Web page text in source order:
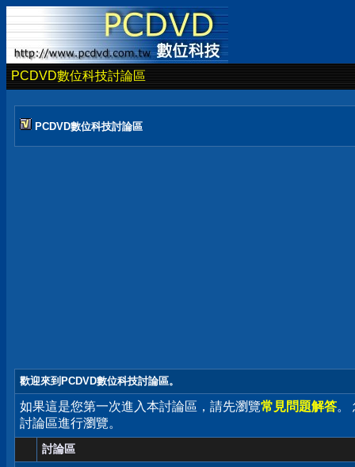
PCDVD數位科技討論區
PCDVD數位科技討論區
歡迎來到PCDVD數位科技討論區。
如果這是您第一次進入本討論區，請先瀏覽常見問題解答。
討論區進行瀏覽。
討論區